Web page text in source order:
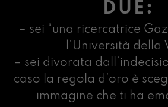
DUE:
– sei “una ricercatrice
l’Università della
– sei divorata
caso la regola d’oro è
immagine che ti ha